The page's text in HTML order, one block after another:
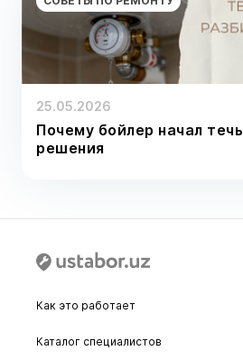
25.05.2026
Почему бойлер начал
решения
Как это работает
Каталог специалистов